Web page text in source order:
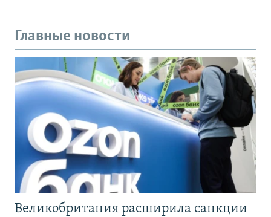
Главные новости
Великобритания расширила санкции